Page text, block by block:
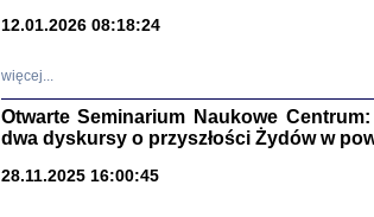
12.01.2026 08:18:24
więcej...
Otwarte Seminarium Naukowe
dwa dyskursy o przyszłości Żydów w
28.11.2025 16:00:45